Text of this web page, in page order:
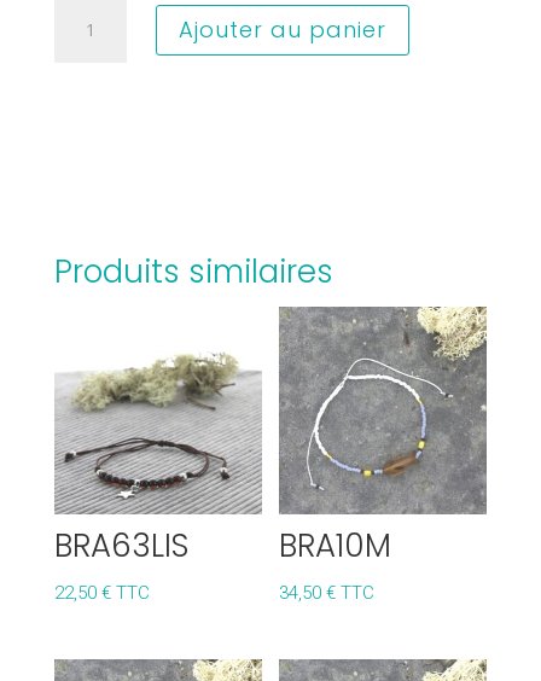
Ajouter au panier
Produits similaires
BRA63LIS
22,50 € TTC
BRA10M
34,50€ TTC